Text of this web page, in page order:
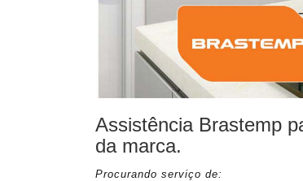
Assistência Brastemp
da marca.
Procurando serviço de: